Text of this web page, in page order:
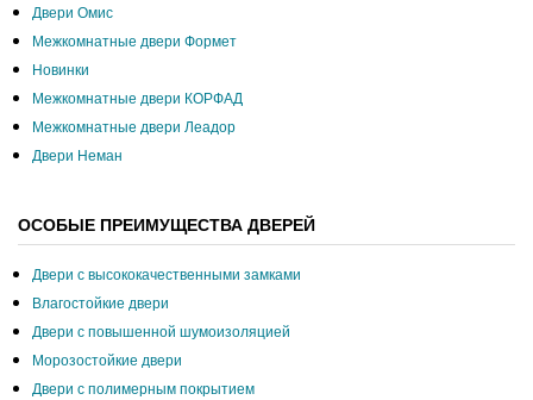
Двери Омис
Межкомнатные двери Формет
Новинки
Межкомнатные двери КОРФАД
Межкомнатные двери Леадор
Двери Неман
ОСОБЫЕ ПРЕИМУЩЕСТВА ДВЕРЕЙ
Двери с высококачественными замками
Влагостойкие двери
Двери с повышенной шумоизоляцией
Морозостойкие двери
Двери с полимерным покрытием